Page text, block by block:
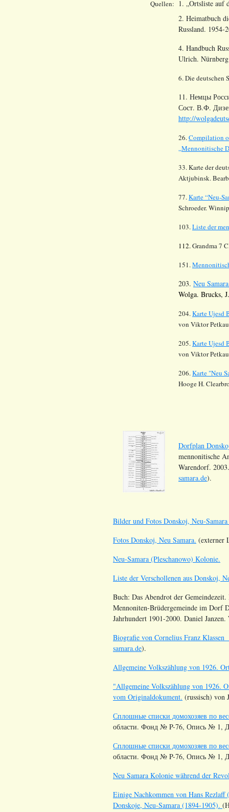
Quellen:
1. „Ortsliste auf
2. Heimatbuch
Russland. 1954-
4. Handbuch
Ulrich.
6. Die deutschen
11. Немцы
Сост. В.Ф.
http://
26.Compilation
„Mennonitische
33. Karte der
Aktjubinsk.
77.Karte “Neu-
Schroeder.
103.Liste der
112.Grandma 7
151.
203. Neu
Wolga. Brucks,
204.Karte Ujesd
von Viktor
205.Karte Ujesd
von Viktor
206.Karte "Neu
Hooge H.
Dorfplan
mennonitische
Warendorf.
samara.de).
Bilder und Fotos Donskoj, Neu-
Fotos Donskoj, Neu Samara. (externer
Neu-Samara (Pleschanowo) Kolonie.
Liste der Verschollenen aus Donskoj,
Buch: Das Abendrot der
Mennoniten-Brüdergemeinde im Dorf
Jahrhundert 1901-2000. Daniel
Biografie von Cornelius Franz
samara.de).
Allgemeine Volkszählung von 1926.
"Allgemeine Volkszählung von 1926.
vom Originaldokument. (russisch) von
Сплошные списки домохозяев по
области. Фонд № P-76, Опись № 1,
Сплошные списки домохозяев по
области. Фонд № P-76, Опись № 1,
Neu Samara Kolonie während der
Einige Nachkommen von Hans
Donskoje, Neu-Samara (1894-1905).